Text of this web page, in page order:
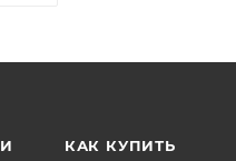
КАК КУПИТЬ